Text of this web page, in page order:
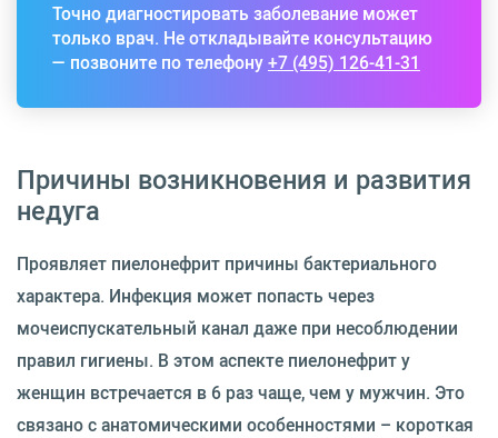
Точно диагностировать заболевание может
только врач. Не откладывайте консультацию
— позвоните по телефону+7 (495) 126-41-31
Причины возникновения и развития
недуга
Проявляет пиелонефрит причины бактериального
характера. Инфекция может попасть через
мочеиспускательный канал даже при несоблюдении
правил гигиены. В этом аспекте пиелонефрит у
женщин встречается в 6 раз чаще, чем у мужчин. Это
связано с анатомическими особенностями – короткая